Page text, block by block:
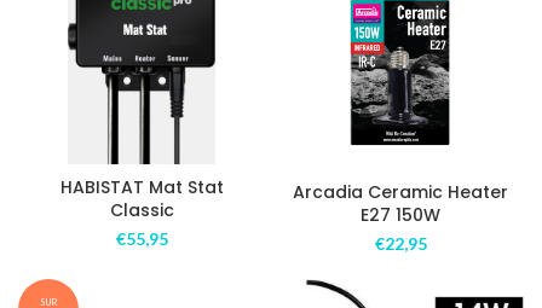
HABISTAT Mat Stat
Classic
€55,95
Arcadia Ceramic Heater
E27 150W
€22,95
SUR